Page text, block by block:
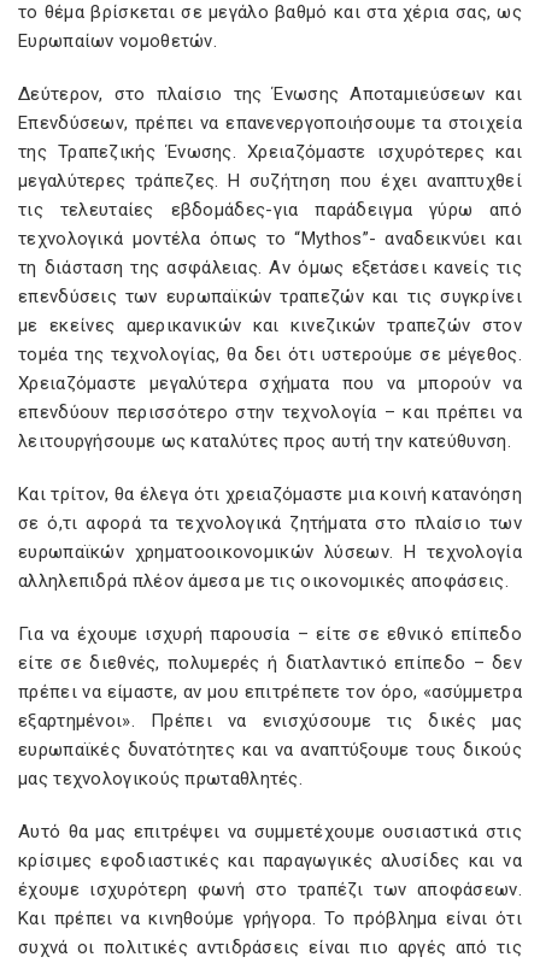
το θέμα βρίσκεται σε μεγάλο βαθμό και στα χέρια σας, ως
Ευρωπαίων νομοθετών.
Δεύτερον, στο πλαίσιο της Ένωσης Αποταμιεύσεων και
Επενδύσεων, πρέπει να επανενεργοποιήσουμε τα στοιχεία
της Τραπεζικής Ένωσης. Χρειαζόμαστε ισχυρότερες και
μεγαλύτερες τράπεζες. Η συζήτηση που έχει αναπτυχθεί
τις τελευταίες εβδομάδες-για παράδειγμα γύρω από
τεχνολογικά μοντέλα όπως το “Μythos”- αναδεικνύει και
τη διάσταση της ασφάλειας. Αν όμως εξετάσει κανείς τις
επενδύσεις των ευρωπαϊκών τραπεζών και τις συγκρίνει
με εκείνες αμερικανικών και κινεζικών τραπεζών στον
τομέα της τεχνολογίας, θα δει ότι υστερούμε σε μέγεθος.
Χρειαζόμαστε μεγαλύτερα σχήματα που να μπορούν να
επενδύουν περισσότερο στην τεχνολογία – και πρέπει να
λειτουργήσουμε ως καταλύτες προς αυτή την κατεύθυνση.
Και τρίτον, θα έλεγα ότι χρειαζόμαστε μια κοινή κατανόηση
σε ό,τι αφορά τα τεχνολογικά ζητήματα στο πλαίσιο των
ευρωπαϊκών χρηματοοικονομικών λύσεων. Η τεχνολογία
αλληλεπιδρά πλέον άμεσα με τις οικονομικές αποφάσεις.
Για να έχουμε ισχυρή παρουσία – είτε σε εθνικό επίπεδο
είτε σε διεθνές, πολυμερές ή διατλαντικό επίπεδο – δεν
πρέπει να είμαστε, αν μου επιτρέπετε τον όρο, «ασύμμετρα
εξαρτημένοι». Πρέπει να ενισχύσουμε τις δικές μας
ευρωπαϊκές δυνατότητες και να αναπτύξουμε τους δικούς
μας τεχνολογικούς πρωταθλητές.
Αυτό θα μας επιτρέψει να συμμετέχουμε ουσιαστικά στις
κρίσιμες εφοδιαστικές και παραγωγικές αλυσίδες και να
έχουμε ισχυρότερη φωνή στο τραπέζι των αποφάσεων.
Και πρέπει να κινηθούμε γρήγορα. Το πρόβλημα είναι ότι
συχνά οι πολιτικές αντιδράσεις είναι πιο αργές από τις